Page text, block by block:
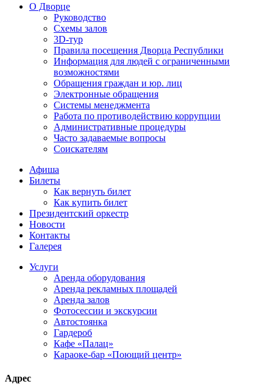
О Дворце
Руководство
Схемы залов
3D-тур
Правила посещения Дворца Республики
Информация для людей с ограниченными
возможностями
Обращения граждан и юр. лиц
Электронные обращения
Системы менеджмента
Работа по противодействию коррупции
Административные процедуры
Часто задаваемые вопросы
Соискателям
Афиша
Билеты
Как вернуть билет
Как купить билет
Президентский оркестр
Новости
Контакты
Галерея
Услуги
Аренда оборудования
Аренда рекламных площадей
Аренда залов
Фотосессии и экскурсии
Автостоянка
Гардероб
Кафе «Палац»
Караоке-бар «Поющий центр»
Адрес